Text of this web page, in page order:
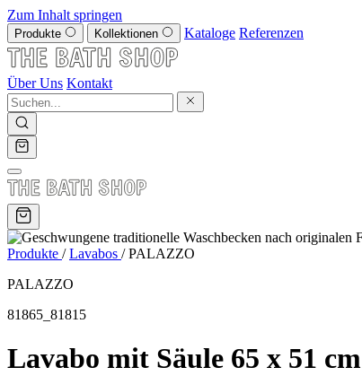
Zum Inhalt springen
Produkte Kollektionen Kataloge Referenzen
Über Uns Kontakt
Produkte / Lavabos / PALAZZO
PALAZZO
81865_81815
Lavabo mit Säule 65 x 51 cm